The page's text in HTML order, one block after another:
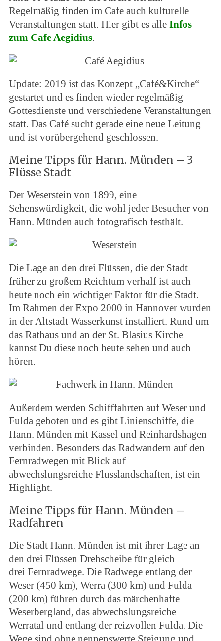
Regelmäßig finden im Cafe auch kulturelle
Veranstaltungen statt. Hier gibt es alle Infos
zum Cafe Aegidius.
Update: 2019 ist das Konzept „Café&Kirche“
gestartet und es finden wieder regelmäßig
Gottesdienste und verschiedene Veranstaltungen
statt. Das Café sucht gerade eine neue Leitung
und ist vorübergehend geschlossen.
Meine Tipps für Hann. Münden – 3
Flüsse Stadt
Der Weserstein von 1899, eine
Sehenswürdigkeit, die wohl jeder Besucher von
Hann. Münden auch fotografisch festhält.
Die Lage an den drei Flüssen, die der Stadt
früher zu großem Reichtum verhalf ist auch
heute noch ein wichtiger Faktor für die Stadt.
Im Rahmen der Expo 2000 in Hannover wurden
in der Altstadt Wasserkunst installiert. Rund um
das Rathaus und an der St. Blasius Kirche
kannst Du diese noch heute sehen und auch
hören.
Außerdem werden Schifffahrten auf Weser und
Fulda geboten und es gibt Linienschiffe, die
Hann. Münden mit Kassel und Reinhardshagen
verbinden. Besonders das Radwandern auf den
Fernradwegen mit Blick auf
abwechslungsreiche Flusslandschaften, ist ein
Highlight.
Meine Tipps für Hann. Münden –
Radfahren
Die Stadt Hann. Münden ist mit ihrer Lage an
den drei Flüssen Drehscheibe für gleich
drei Fernradwege. Die Radwege entlang der
Weser (450 km), Werra (300 km) und Fulda
(200 km) führen durch das märchenhafte
Weserbergland, das abwechslungsreiche
Werratal und entlang der reizvollen Fulda. Die